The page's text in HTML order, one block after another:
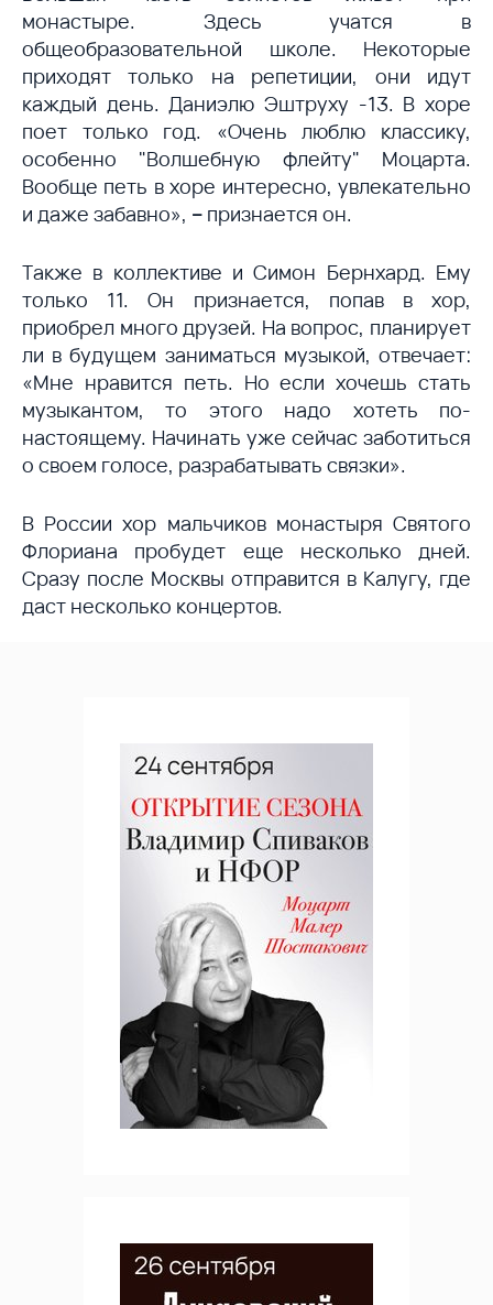
монастыре. Здесь учатся в
общеобразовательной школе. Некоторые
приходят только на репетиции, они идут
каждый день. Даниэлю Эштруху -13. В хоре
поет только год. «Очень люблю классику,
особенно "Волшебную флейту" Моцарта.
Вообще петь в хоре интересно, увлекательно
и даже забавно», – признается он.
Также в коллективе и Симон Бернхард. Ему
только 11. Он признается, попав в хор,
приобрел много друзей. На вопрос, планирует
ли в будущем заниматься музыкой, отвечает:
«Мне нравится петь. Но если хочешь стать
музыкантом, то этого надо хотеть по-
настоящему. Начинать уже сейчас заботиться
о своем голосе, разрабатывать связки».
В России хор мальчиков монастыря Святого
Флориана пробудет еще несколько дней.
Сразу после Москвы отправится в Калугу, где
даст несколько концертов.